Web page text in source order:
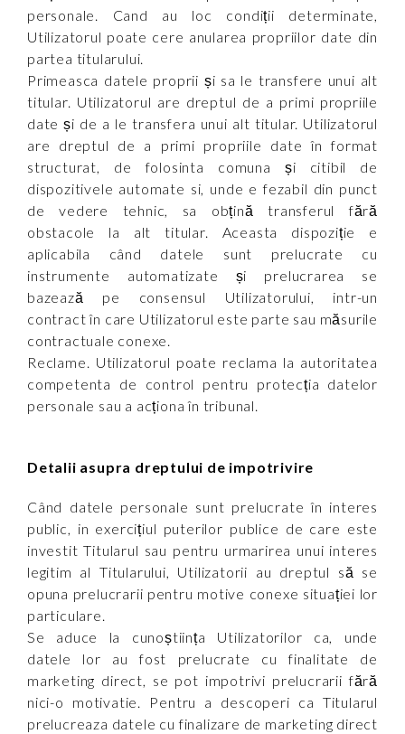
personale. Cand au loc condiții determinate,
Utilizatorul poate cere anularea propriilor date din
partea titularului.
Primeasca datele proprii și sa le transfere unui alt
titular. Utilizatorul are dreptul de a primi propriile
date și de a le transfera unui alt titular. Utilizatorul
are dreptul de a primi propriile date în format
structurat, de folosinta comuna și citibil de
dispozitivele automate si, unde e fezabil din punct
de vedere tehnic, sa obțină transferul fără
obstacole la alt titular. Aceasta dispoziție e
aplicabila când datele sunt prelucrate cu
instrumente automatizate și prelucrarea se
bazează pe consensul Utilizatorului, intr-un
contract în care Utilizatorul este parte sau măsurile
contractuale conexe.
Reclame. Utilizatorul poate reclama la autoritatea
competenta de control pentru protecția datelor
personale sau a acționa în tribunal.
Detalii asupra dreptului de impotrivire
Când datele personale sunt prelucrate în interes
public, in exercițiul puterilor publice de care este
investit Titularul sau pentru urmarirea unui interes
legitim al Titularului, Utilizatorii au dreptul să se
opuna prelucrarii pentru motive conexe situației lor
particulare.
Se aduce la cunoștiința Utilizatorilor ca, unde
datele lor au fost prelucrate cu finalitate de
marketing direct, se pot impotrivi prelucrarii fără
nici-o motivatie. Pentru a descoperi ca Titularul
prelucreaza datele cu finalizare de marketing direct